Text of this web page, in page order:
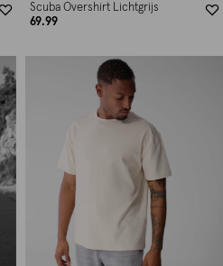
Scuba Overshirt Lichtgrijs
69.99